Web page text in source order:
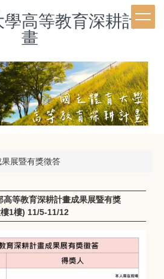
學高等教育深耕計
畫
果展暨有獎徵答
高等教育深耕計畫成果展暨有獎
1樓) 11/5-11/12